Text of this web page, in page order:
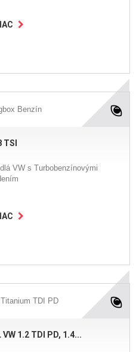
TSI
VW s Turbobenzínovými
VW 1.2 TDI PD, 1.4...